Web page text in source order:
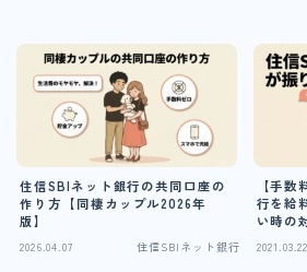
住信SBIネット銀行の共同口座の
作り方【同棲カップル2026年
版】
2026.04.07 住信SBIネット銀行
【手
行を給
い時の
2021.03.22